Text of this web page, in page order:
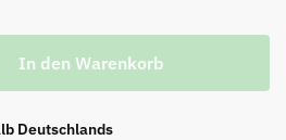
In den Warenkorb
Deutschlands